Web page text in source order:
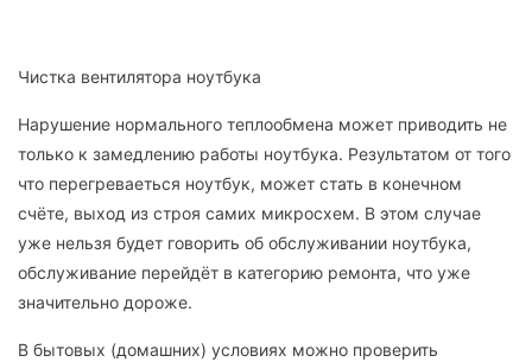
Чистка вентилятора ноутбука
Нарушение нормального теплообмена может приводить не
только к замедлению работы ноутбука. Результатом от того
что перегреваеться ноутбук, может стать в конечном
счёте, выход из строя самих микросхем. В этом случае
уже нельзя будет говорить об обслуживании ноутбука,
обслуживание перейдёт в категорию ремонта, что уже
значительно дороже.
В бытовых (домашних) условиях можно проверить